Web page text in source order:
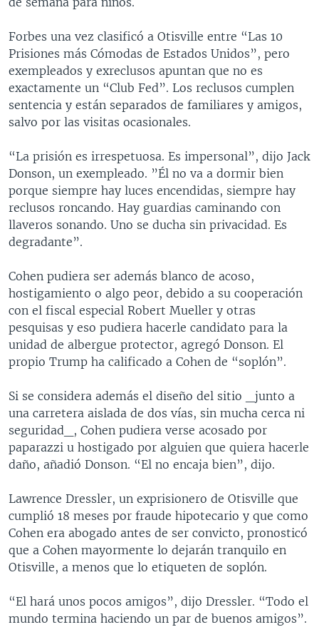
Forbes una vez clasificó a Otisville entre “Las 10
Prisiones más Cómodas de Estados Unidos”, pero
exempleados y exreclusos apuntan que no es
exactamente un “Club Fed”. Los reclusos cumplen
sentencia y están separados de familiares y amigos,
salvo por las visitas ocasionales.
“La prisión es irrespetuosa. Es impersonal”, dijo Jack
Donson, un exempleado. ”Él no va a dormir bien
porque siempre hay luces encendidas, siempre hay
reclusos roncando. Hay guardias caminando con
llaveros sonando. Uno se ducha sin privacidad. Es
degradante”.
Cohen pudiera ser además blanco de acoso,
hostigamiento o algo peor, debido a su cooperación
con el fiscal especial Robert Mueller y otras
pesquisas y eso pudiera hacerle candidato para la
unidad de albergue protector, agregó Donson. El
propio Trump ha calificado a Cohen de “soplón”.
Si se considera además el diseño del sitio _junto a
una carretera aislada de dos vías, sin mucha cerca ni
seguridad_, Cohen pudiera verse acosado por
paparazzi u hostigado por alguien que quiera hacerle
daño, añadió Donson. “El no encaja bien”, dijo.
Lawrence Dressler, un exprisionero de Otisville que
cumplió 18 meses por fraude hipotecario y que como
Cohen era abogado antes de ser convicto, pronosticó
que a Cohen mayormente lo dejarán tranquilo en
Otisville, a menos que lo etiqueten de soplón.
“El hará unos pocos amigos”, dijo Dressler. “Todo el
mundo termina haciendo un par de buenos amigos”.